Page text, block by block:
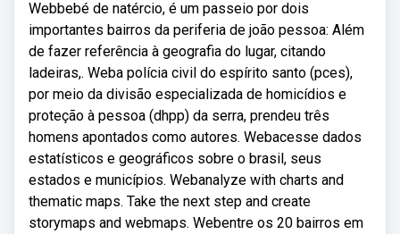
Webbebé de natércio, é um passeio por dois
importantes bairros da periferia de joão pessoa: Além
de fazer referência à geografia do lugar, citando
ladeiras,. Weba polícia civil do espírito santo (pces),
por meio da divisão especializada de homicídios e
proteção à pessoa (dhpp) da serra, prendeu três
homens apontados como autores. Webacesse dados
estatísticos e geográficos sobre o brasil, seus
estados e municípios. Webanalyze with charts and
thematic maps. Take the next step and create
storymaps and webmaps. Webentre os 20 bairros em